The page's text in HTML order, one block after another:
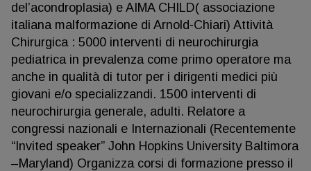
del’acondroplasia) e AIMA CHILD( associazione
italiana malformazione di Arnold-Chiari) Attività
Chirurgica : 5000 interventi di neurochirurgia
pediatrica in prevalenza come primo operatore ma
anche in qualità di tutor per i dirigenti medici più
giovani e/o specializzandi. 1500 interventi di
neurochirurgia generale, adulti. Relatore a
congressi nazionali e Internazionali (Recentemente
“Invited speaker” John Hopkins University Baltimora
–Maryland) Organizza corsi di formazione presso il